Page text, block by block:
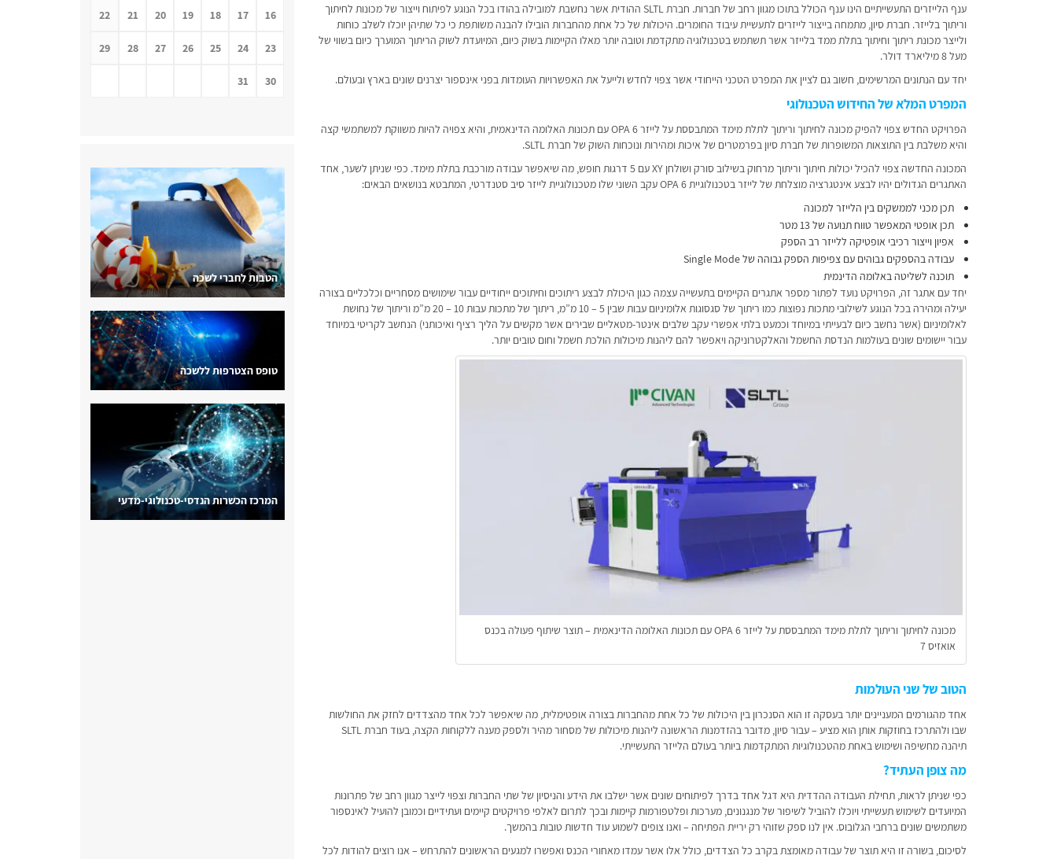
ענף הלייזרים התעשייתיים הינו ענף הכולל בתוכו מגוון רחב של חברות. חברת SLTL ההודית אשר נחשבת למובילה בהודו בכל הנוגע לפיתוח וייצור של מכונות לחיתוך
וריתוך בלייזר. חברת סיון, מתמחה בייצור לייזרים לתעשיית עיבוד החומרים. היכולות של כל אחת מהחברות הובילו להבנה משותפת כי כל שתיהן יוכלו לשלב כוחות
ולייצר מכונת ריתוך וחיתוך בתלת ממד בלייזר אשר תשתמש בטכנולוגיה מתקדמת וטובה יותר מאלו הקיימות בשוק כיום, המיועדת לשוק הריתוך המוערך כיום בשווי של
מעל 8 מיליארד דולר.
יחד עם הנתונים המרשימים, חשוב גם לציין את המפרט הטכני הייחודי אשר צפוי לחדש ולייעל את האפשרויות העומדות בפני אינספור יצרנים שונים בארץ ובעולם.
המפרט המלא של החידוש הטכנולוגי
הפרויקט החדש צפוי להפיק מכונה לחיתוך וריתוך לתלת מימד המתבססת על לייזר OPA 6 עם תכונות האלומה הדינאמית, והיא צפויה להיות משווקת למשתמשי קצה
והיא משלבת בין התוצאות המשופרות של חברת סיון בפרמטרים של איכות ומהירות ונוכחות השוק של חברת SLTL.
המכונה החדשה צפוי להכיל יכולות חיתוך וריתוך מרחוק בשילוב סורק ושולחן XY עם 5 דרגות חופש, מה שיאפשר עבודה מורכבת בתלת מימד. כפי שניתן לשער, אחד
האתגרים הגדולים יהיו לבצע אינטגרציה מוצלחת של לייזר בטכנולוגיית OPA 6 עקב השוני שלו מטכנולוגיית לייזר סיב סטנדרטי, המתבטא בנושאים הבאים:
תכן מכני לממשקים בין הלייזר למכונה
תכן אופטי המאפשר טווח תנועה של 13 מטר
אפיון וייצור רכיבי אופטיקה ללייזר רב הספק
עבודה בהספקים גבוהים עם צפיפות הספק גבוהה של Single Mode
תוכנה לשליטה באלומה הדינמית
יחד עם אתגר זה, הפרויקט נועד לפתור מספר אתגרים הקיימים בתעשייה עצמה כגון היכולת לבצע ריתוכים וחיתוכים ייחודיים עבור שימושים מסחריים וכלכליים בצורה
יעילה ומהירה בכל הנוגע לשילובי מתכות נפוצות כמו ריתוך של סגסוגות אלומיניום עבות שבין 5 – 10 מ”מ, ריתוך של מתכות עבות 10 – 20 מ”מ וריתוך של נחושת
לאלומיניום (אשר נחשב כיום לבעייתי במיוחד וכמעט בלתי אפשרי עקב שלבים אינטר-מטאליים שבירים אשר מקשים על הליך רציף ואיכותני) הנחשב לקריטי במיוחד
עבור יישומים שונים בעולמות הנדסת החשמל והאלקטרוניקה ויאפשר להם ליהנות מיכולות הולכת חשמל וחום טובים יותר.
מכונה לחיתוך וריתוך לתלת מימד המתבססת על לייזר OPA 6 עם תכונות האלומה הדינאמית – תוצר שיתוף פעולה בכנס
אואזיס 7
הטוב של שני העולמות
אחד מהגורמים המעניינים יותר בעסקה זו הוא הסנכרון בין היכולות של כל אחת מהחברות בצורה אופטימלית, מה שיאפשר לכל אחד מהצדדים לחזק את החולשות
שבו ולהתרכז בחוזקות אותן הוא מציע – עבור סיון, מדובר בהזדמנות הראשונה ליהנות מיכולות של מסחור מהיר ולספק מענה ללקוחות הקצה, בעוד חברת SLTL
תיהנה מחשיפה ושימוש באחת מהטכנולוגיות המתקדמות ביותר בעולם הלייזר התעשייתי.
מה צופן העתיד?
כפי שניתן לראות, תחילת העבודה ההדדית היא דגל אחד בדרך לפיתוחים שונים אשר ישלבו את הידע והניסיון של שתי החברות וצפוי לייצר מגוון רחב של פתרונות
המיועדים לשימוש תעשייתי ויוכלו להוביל לשיפור של מנגנונים, מערכות ופלטפורמות קיימות ובכך לתרום לאלפי פרויקטים קיימים ועתידיים וכמובן להועיל לאינספור
משתמשים שונים ברחבי הגלובוס. אין לנו ספק שזוהי רק יריית הפתיחה – ואנו צופים לשמוע עוד חדשות טובות בהמשך.
לסיכום, בשורה זו היא תוצר של עבודה מאומצת בקרב כל הצדדים, כולל אלו אשר עמדו מאחורי הכנס ואפשרו למגעים הראשונים להתרחש – אנו רוצים להודות לכל
16
17
18
19
20
21
22
23
24
25
26
27
28
29
30
31
הטבות לחברי לשכה
טופס הצטרפות ללשכה
המרכז הכשרות הנדסי-טכנולוגי-מדעי